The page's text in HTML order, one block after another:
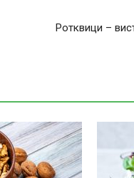
Ротквици –